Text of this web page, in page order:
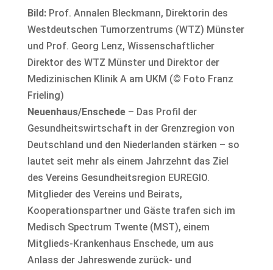
Bild:Prof. Annalen Bleckmann, Direktorin des
Westdeutschen Tumorzentrums (WTZ) Münster
und Prof. Georg Lenz, Wissenschaftlicher
Direktor des WTZ Münster und Direktor der
Medizinischen Klinik A am UKM (© Foto Franz
Frieling)
Neuenhaus/Enschede– Das Profil der
Gesundheitswirtschaft in der Grenzregion von
Deutschland und den Niederlanden stärken – so
lautet seit mehr als einem Jahrzehnt das Ziel
des Vereins Gesundheitsregion EUREGIO.
Mitglieder des Vereins und Beirats,
Kooperationspartner und Gäste trafen sich im
Medisch Spectrum Twente (MST), einem
Mitglieds-Krankenhaus Enschede, um aus
Anlass der Jahreswende zurück- und